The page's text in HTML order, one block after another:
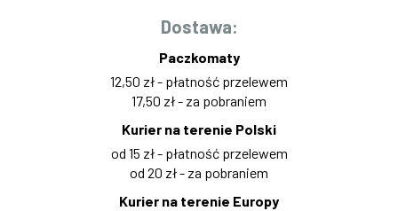
Dostawa:
Paczkomaty
12,50 zł - płatność przelewem
17,50 zł - za pobraniem
Kurier na terenie Polski
od 15 zł - płatność przelewem
od 20 zł - za pobraniem
Kurier na terenie Europy